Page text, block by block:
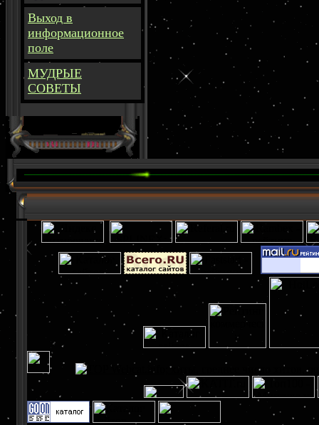
Выход в
информационное
поле
МУДРЫЕ
СОВЕТЫ